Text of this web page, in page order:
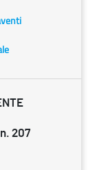
207